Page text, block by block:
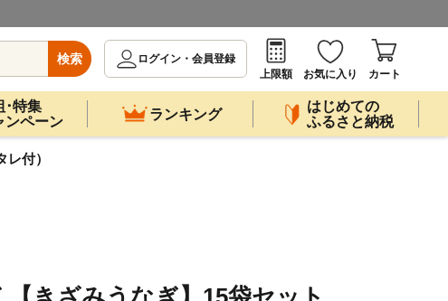
検索
ログイン・会員登録
上限額
お気に入り カート
･特集
ンペーン
ランキング
はじめての
ふるさと納税
レ付）